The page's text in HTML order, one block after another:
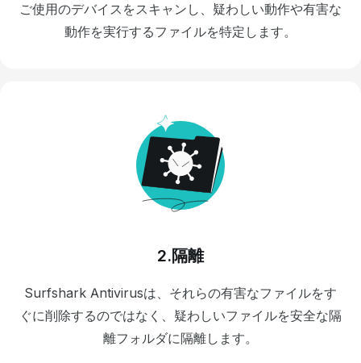
ご使用のデバイスをスキャンし、疑わしい動作や有害な
動作を実行するファイルを特定します。
2.隔離
Surfshark Antivirusは、それらの有害なファイルをす
ぐに削除するのではなく、疑わしいファイルを安全な隔
離フォルダに隔離します。